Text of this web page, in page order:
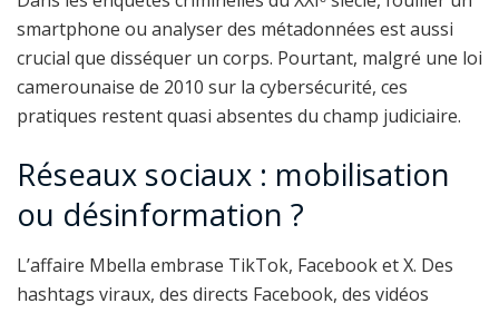
smartphone ou analyser des métadonnées est aussi
crucial que disséquer un corps. Pourtant, malgré une loi
camerounaise de 2010 sur la cybersécurité, ces
pratiques restent quasi absentes du champ judiciaire.
Réseaux sociaux : mobilisation
ou désinformation ?
L’affaire Mbella embrase TikTok, Facebook et X. Des
hashtags viraux, des directs Facebook, des vidéos